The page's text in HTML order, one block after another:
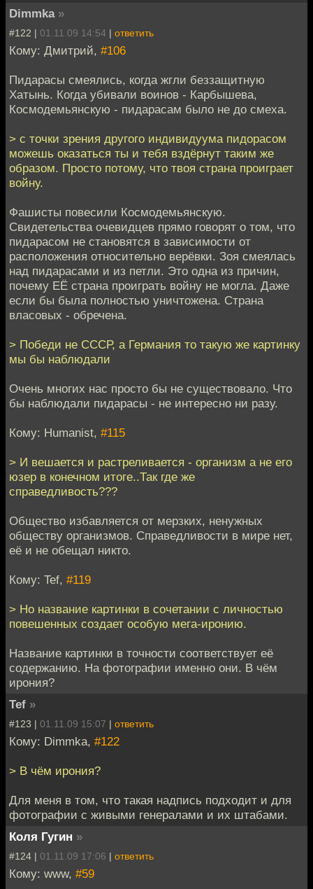
Dimmka »
#122 | 01.11.09 14:54 | ответить
Кому: Дмитрий, #106
Пидарасы смеялись, когда жгли беззащитную
Хатынь. Когда убивали воинов - Карбышева,
Космодемьянскую - пидарасам было не до смеха.
> с точки зрения другого индивидуума пидорасом
можешь оказаться ты и тебя вздёрнут таким же
образом. Просто потому, что твоя страна проиграет
войну.
Фашисты повесили Космодемьянскую.
Свидетельства очевидцев прямо говорят о том, что
пидарасом не становятся в зависимости от
расположения относительно верёвки. Зоя смеялась
над пидарасами и из петли. Это одна из причин,
почему ЕЁ страна проиграть войну не могла. Даже
если бы была полностью уничтожена. Страна
власовых - обречена.
> Победи не СССР, а Германия то такую же картинку
мы бы наблюдали
Очень многих нас просто бы не существовало. Что
бы наблюдали пидарасы - не интересно ни разу.
Кому: Humanist, #115
> И вешается и растреливается - организм а не его
юзер в конечном итоге..Так где же
справедливость???
Общество избавляется от мерзких, ненужных
обществу организмов. Справедливости в мире нет,
её и не обещал никто.
Кому: Tef, #119
> Но название картинки в сочетании с личностью
повешенных создает особую мега-иронию.
Название картинки в точности соответствует её
содержанию. На фотографии именно они. В чём
ирония?
Tef »
#123 | 01.11.09 15:07 | ответить
Кому: Dimmka, #122
> В чём ирония?
Для меня в том, что такая надпись подходит и для
фотографии с живыми генералами и их штабами.
Коля Гугин »
#124 | 01.11.09 17:06 | ответить
Кому: www, #59